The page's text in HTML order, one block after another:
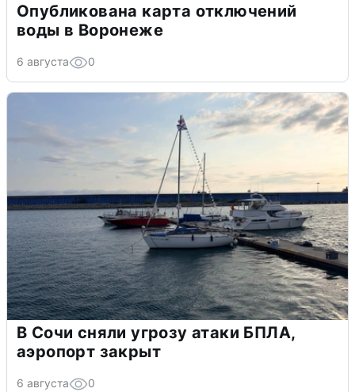
Опубликована карта отключений
воды в Воронеже
6 августа 0
В Сочи сняли угрозу атаки БПЛА,
аэропорт закрыт
6 августа 0